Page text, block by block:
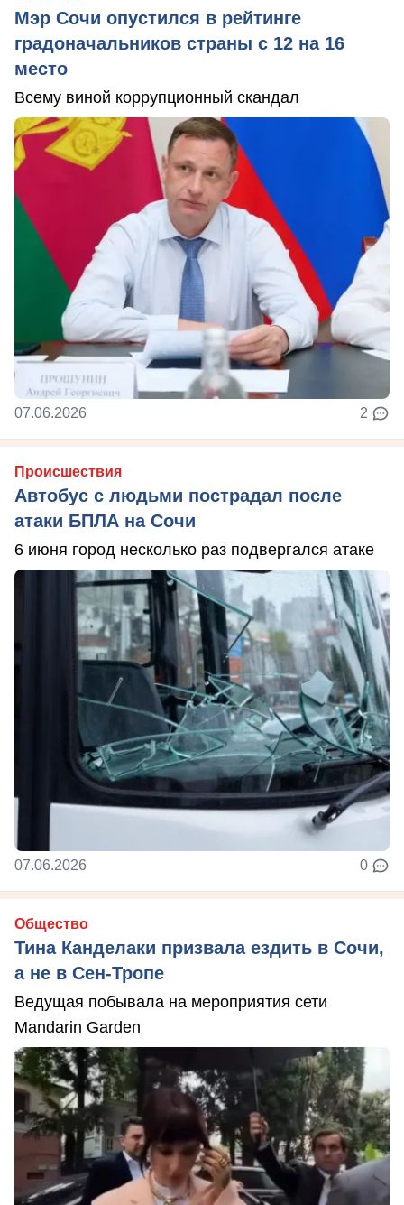
Мэр Сочи опустился в рейтинге
градоначальников страны с 12 на 16
место
Всему виной коррупционный скандал
07.06.2026 2
Происшествия
Автобус с людьми пострадал после
атаки БПЛА на Сочи
6 июня город несколько раз подвергался атаке
07.06.2026 0
Общество
Тина Канделаки призвала ездить в Сочи,
а не в Сен-Тропе
Ведущая побывала на мероприятия сети
Mandarin Garden